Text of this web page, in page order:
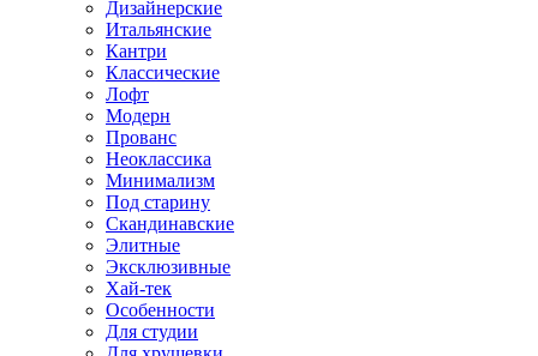
Дизайнерские
Итальянские
Кантри
Классические
Лофт
Модерн
Прованс
Неоклассика
Минимализм
Под старину
Скандинавские
Элитные
Эксклюзивные
Хай-тек
Особенности
Для студии